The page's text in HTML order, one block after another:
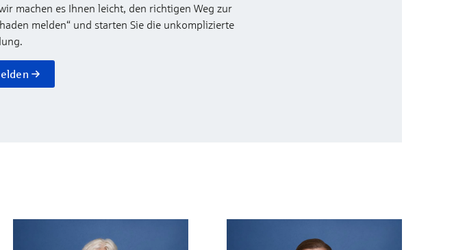
machen es Ihnen leicht, den richtigen Weg zur
melden“ und starten Sie die unkomplizierte